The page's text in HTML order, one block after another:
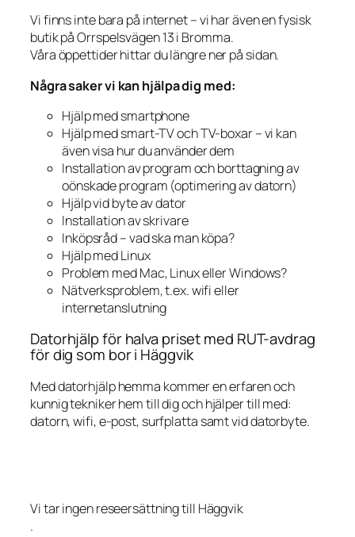
Vi finns inte bara på internet – vi har även en fysisk
butik på Orrspelsvägen 13 i Bromma.
Våra öppettider hittar du längre ner på sidan.
Några saker vi kan hjälpa dig med:
Hjälp med smartphone
Hjälp med smart-TV och TV-boxar – vi kan
även visa hur du använder dem
Installation av program och borttagning av
oönskade program (optimering av datorn)
Hjälp vid byte av dator
Installation av skrivare
Inköpsråd – vad ska man köpa?
Hjälp med Linux
Problem med Mac, Linux eller Windows?
Nätverksproblem, t.ex. wifi eller
internetanslutning
Datorhjälp för halva priset med RUT-avdrag
för dig som bor i Häggvik
Med datorhjälp hemma kommer en erfaren och
kunnig tekniker hem till dig och hjälper till med:
datorn, wifi, e-post, surfplatta samt vid datorbyte.
Vi tar ingen reseersättning till Häggvik
.